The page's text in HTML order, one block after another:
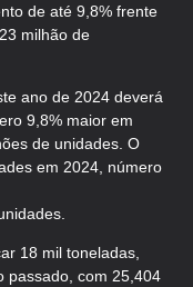
de até 9,8% frente
milhão de
ano de 2024 deverá
9,8% maior em
de unidades. O
em 2024, número
18 mil toneladas,
passado, com 25,404